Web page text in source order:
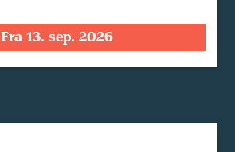
Fra 13. sep. 2026